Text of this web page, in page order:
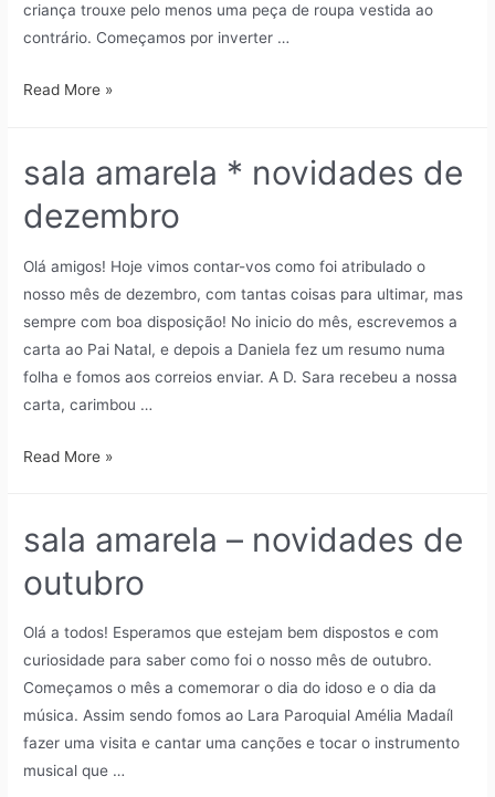
criança trouxe pelo menos uma peça de roupa vestida ao
contrário. Começamos por inverter …
Read More »
sala amarela * novidades de
dezembro
Olá amigos! Hoje vimos contar-vos como foi atribulado o
nosso mês de dezembro, com tantas coisas para ultimar, mas
sempre com boa disposição! No inicio do mês, escrevemos a
carta ao Pai Natal, e depois a Daniela fez um resumo numa
folha e fomos aos correios enviar. A D. Sara recebeu a nossa
carta, carimbou …
Read More »
sala amarela – novidades de
outubro
Olá a todos! Esperamos que estejam bem dispostos e com
curiosidade para saber como foi o nosso mês de outubro.
Começamos o mês a comemorar o dia do idoso e o dia da
música. Assim sendo fomos ao Lara Paroquial Amélia Madaíl
fazer uma visita e cantar uma canções e tocar o instrumento
musical que …